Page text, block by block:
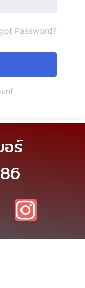
Password?
ร์